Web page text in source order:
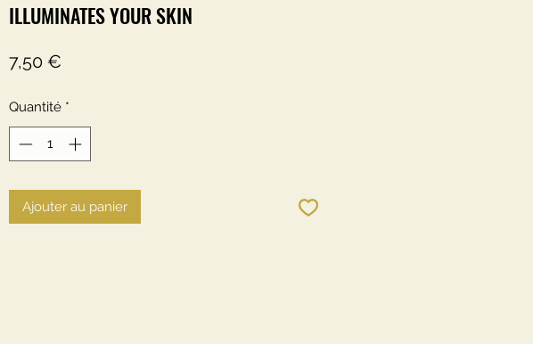
ILLUMINATES YOUR SKIN
7,50 €
Quantité *
Ajouter au panier